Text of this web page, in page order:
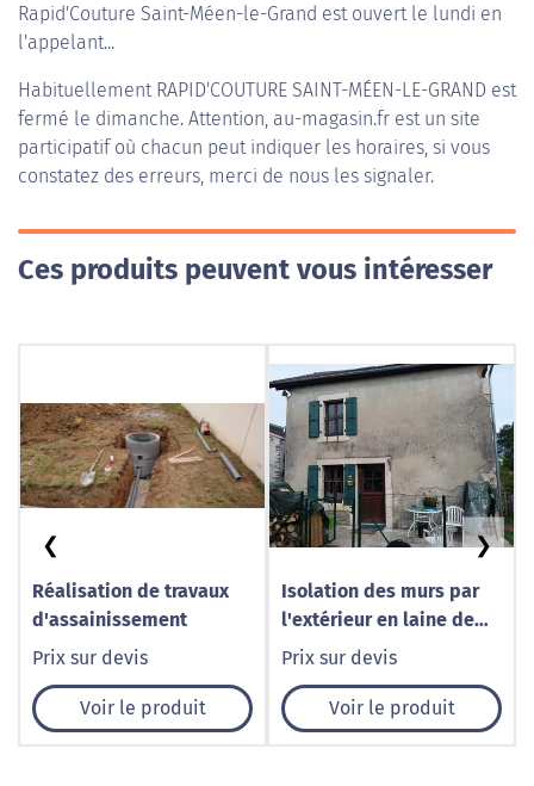
Rapid'Couture Saint-Méen-le-Grand est ouvert le lundi en
l'appelant...
Habituellement RAPID'COUTURE SAINT-MÉEN-LE-GRAND est
fermé le dimanche. Attention, au-magasin.fr est un site
participatif où chacun peut indiquer les horaires, si vous
constatez des erreurs, merci de nous les signaler.
Ces produits peuvent vous intéresser
Réalisation de travaux
d'assainissement
Prix sur devis
Voir le produit
Isolation des murs par
l'extérieur en laine de
roche
Prix sur devis
Voir le produit
❮ ❯